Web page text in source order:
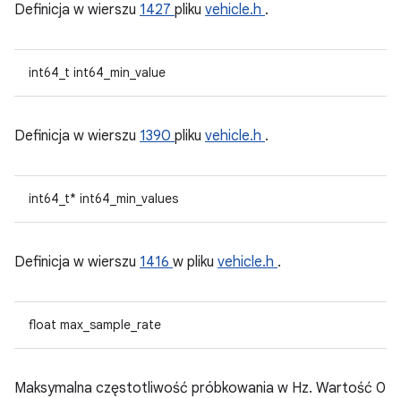
Definicja w wierszu 1427 pliku vehicle.h .
int64_t int64_min_value
Definicja w wierszu 1390 pliku vehicle.h .
int64_t* int64_min_values
Definicja w wierszu 1416 w pliku vehicle.h .
float max_sample_rate
Maksymalna częstotliwość próbkowania w Hz. Wartość 0